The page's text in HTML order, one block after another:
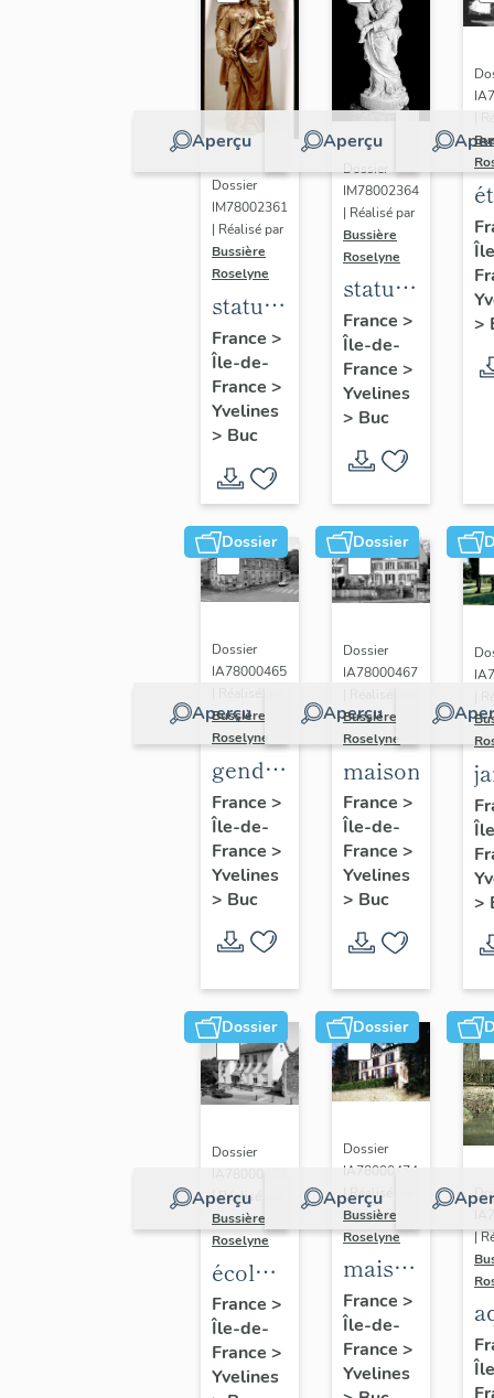
Aperçu
Dossier
IM78002361
| Réalisé par
Bussière
Roselyne
statue :
Vierge
à
l'Enfant
(n°2)
France >
Île-de-
France >
Yvelines
> Buc
Aperçu
Dossier
IM78002364
| Réalisé par
Bussière
Roselyne
statue :
Vierge
à
l'Enfant
(n°1)
France >
Île-de-
France >
Yvelines
> Buc
>
Dossier
Aperçu
Dossier
IA78000465
Bussière
Roselyne
gendarmerie,
actuellement
immeuble
France >
Île-de-
France >
Yvelines
> Buc
Dossier
Aperçu
Dossier
IA78000467
Bussière
Roselyne
maison
France >
Île-de-
France >
Yvelines
> Buc
>
Dossier
Aperçu
Dossier
| Réalisé par
Bussière
Roselyne
école
primaire
de
filles,
France >
Île-de-
France >
Yvelines
Dossier
Aperçu
Dossier
IA78000474
| Réalisé par
Bussière
Roselyne
maison
dite
villa
Saint
Marie
France >
Île-de-
France >
Yvelines
|